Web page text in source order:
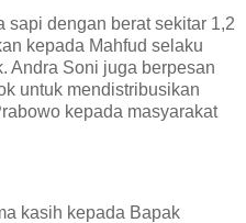
sapi dengan berat sekitar 1,2
kepada Mahfud selaku
Andra Soni juga berpesan
untuk mendistribusikan
kepada masyarakat
kasih kepada Bapak